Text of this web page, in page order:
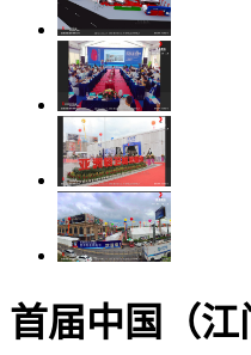
首届中国（